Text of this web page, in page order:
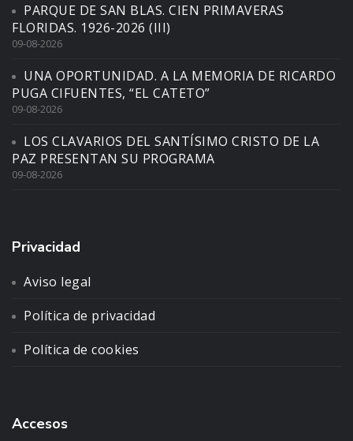
PARQUE DE SAN BLAS. CIEN PRIMAVERAS
FLORIDAS. 1926-2026 (III)
09-08-2026
UNA OPORTUNIDAD. A LA MEMORIA DE RICARDO
PUGA CIFUENTES, “EL CATETO”
09-08-2026
LOS CLAVARIOS DEL SANTÍSIMO CRISTO DE LA
PAZ PRESENTAN SU PROGRAMA
09-08-2026
Privacidad
Aviso legal
Política de privacidad
Política de cookies
Accesos